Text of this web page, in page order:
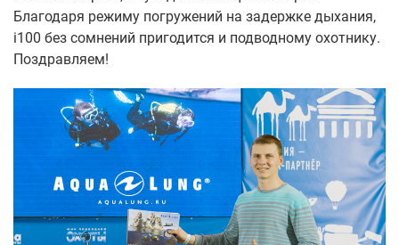
Благодаря режиму погружений на задержке дыхания,
i100 без сомнений пригодится и подводному охотнику.
Поздравляем!